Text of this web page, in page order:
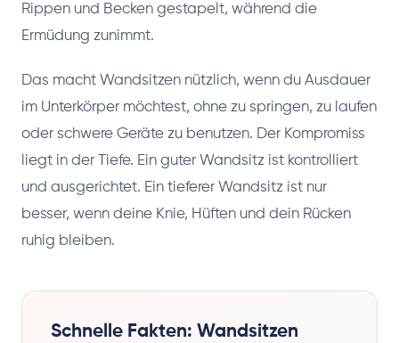
Rippen und Becken gestapelt, während die
Ermüdung zunimmt.
Das macht Wandsitzen nützlich, wenn du Ausdauer
im Unterkörper möchtest, ohne zu springen, zu laufen
oder schwere Geräte zu benutzen. Der Kompromiss
liegt in der Tiefe. Ein guter Wandsitz ist kontrolliert
und ausgerichtet. Ein tieferer Wandsitz ist nur
besser, wenn deine Knie, Hüften und dein Rücken
ruhig bleiben.
Schnelle Fakten: Wandsitzen